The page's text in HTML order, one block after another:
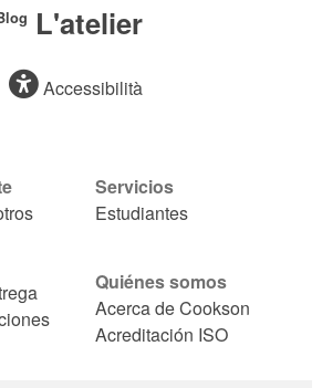
L'atelier
Accessibilità
Servicios
Estudiantes
Quiénes somos
Acerca de Cookson
Acreditación ISO